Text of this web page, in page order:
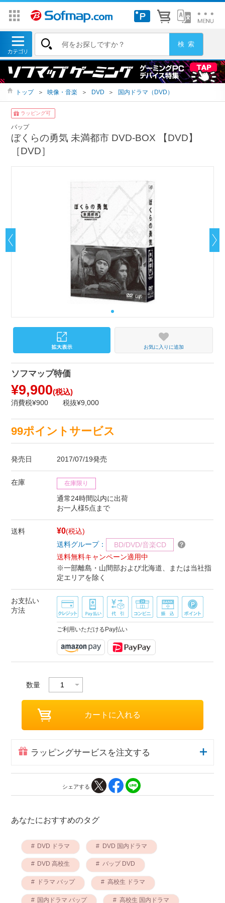
トップ ＞ 映像・音楽 ＞ DVD ＞ 国内ドラマ（DVD）
ラッピング可
バップ
ぼくらの勇気 未満都市 DVD-BOX 【DVD】
［DVD］
お気に入りに追加
ソフマップ特価
¥9,900(税込)
消費税¥900 税抜¥9,000
99ポイントサービス
発売日 2017/07/19発売
在庫 在庫限り
通常24時間以内に出荷
お一人様5点まで
送料 ¥0(税込)
送料グループ：
BD/DVD/音楽CD
送料無料キャンペーン適用中
※一部離島・山間部および北海道、または当社指
定エリアを除く
お支払い
方法
ご利用いただけるPay払い
数量
ラッピングサービスを注文する
シェアする
あなたにおすすめのタグ
DVD ドラマ DVD 国内ドラマ
DVD 高校生 バップ DVD
ドラマ バップ 高校生 ドラマ
国内ドラマ バップ 高校生 国内ドラマ